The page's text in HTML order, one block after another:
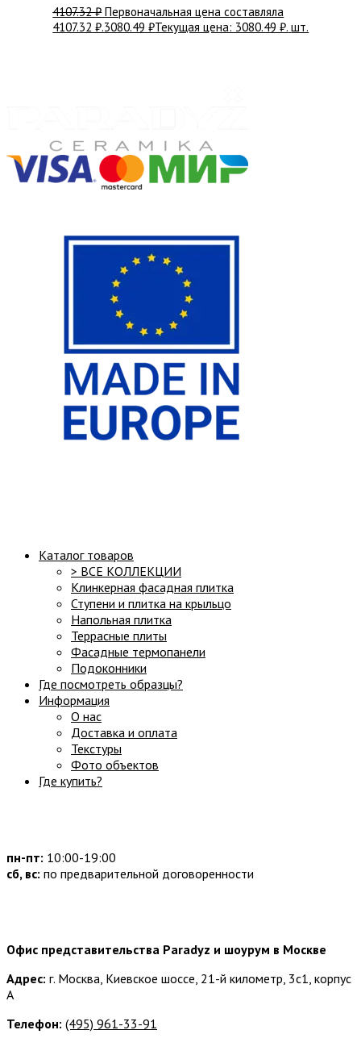
4107.32₽ Первоначальная цена составляла
4107.32 ₽.3080.49₽Текущая цена: 3080.49 ₽. шт.
Каталог товаров
> ВСЕ КОЛЛЕКЦИИ
Клинкерная фасадная плитка
Ступени и плитка на крыльцо
Напольная плитка
Террасные плиты
Фасадные термопанели
Подоконники
Где посмотреть образцы?
Информация
О нас
Доставка и оплата
Текстуры
Фото объектов
Где купить?
пн-пт: 10:00-19:00
сб, вс: по предварительной договоренности
Офис представительства Paradyz и шоурум в Москве
Адрес: г. Москва, Киевское шоссе, 21-й километр, 3с1, корпус
А
Телефон: (495) 961-33-91